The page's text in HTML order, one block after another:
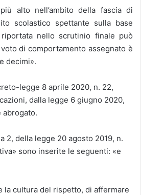
alto nell’ambito della fascia di
scolastico spettante sulla base
nello scrutinio finale può
di comportamento assegnato è
decimi».
legge 8 aprile 2020, n. 22,
dalla legge 6 giugno 2020,
abrogato.
2, della legge 20 agosto 2019, n.
sono inserite le seguenti: «e
la cultura del rispetto, di affermare